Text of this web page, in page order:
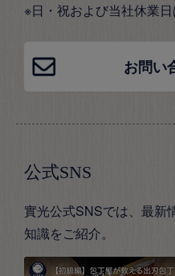
※日・祝および当社休業日
お問い
公式SNS
實光公式SNSでは、最新
知識をご紹介。